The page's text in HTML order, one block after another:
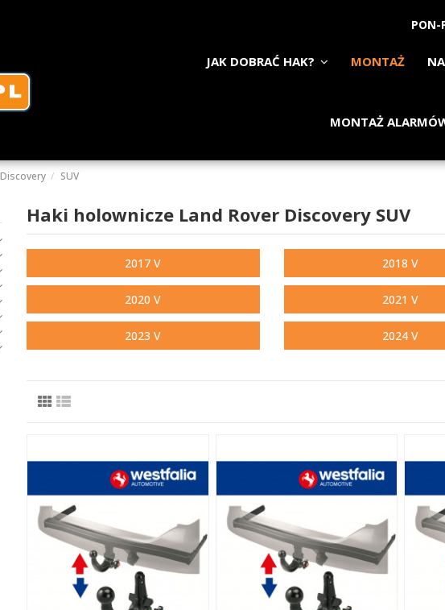
PON-
JAK DOBRAĆ HAK? MONTAŻ
MONTAŻ
Discovery SUV
Haki holownicze Land Rover Discovery SUV
2017 V 2018 V
2020 V 2021 V
2023 V 2024 V